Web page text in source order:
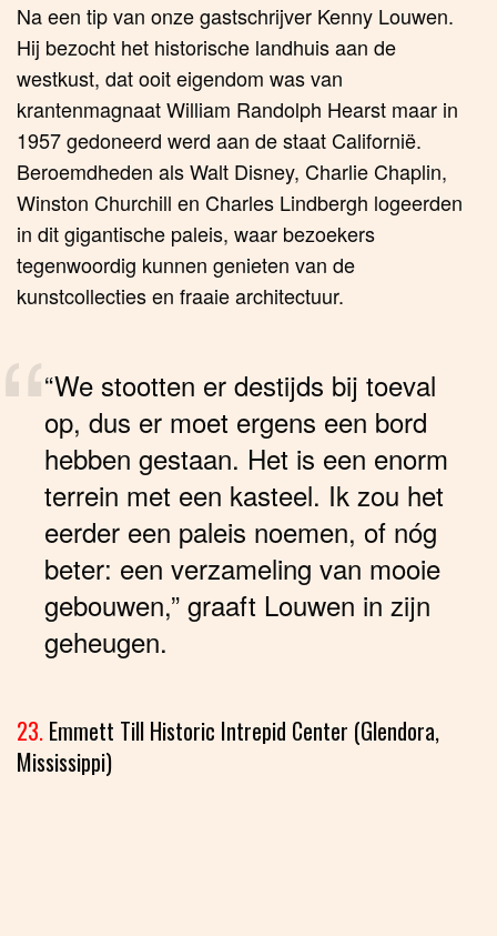
Na een tip van onze gastschrijver Kenny Louwen.
Hij bezocht het historische landhuis aan de
westkust, dat ooit eigendom was van
krantenmagnaat William Randolph Hearst maar in
1957 gedoneerd werd aan de staat Californië.
Beroemdheden als Walt Disney, Charlie Chaplin,
Winston Churchill en Charles Lindbergh logeerden
in dit gigantische paleis, waar bezoekers
tegenwoordig kunnen genieten van de
kunstcollecties en fraaie architectuur.
“We stootten er destijds bij toeval
op, dus er moet ergens een bord
hebben gestaan. Het is een enorm
terrein met een kasteel. Ik zou het
eerder een paleis noemen, of nóg
beter: een verzameling van mooie
gebouwen,” graaft Louwen in zijn
geheugen.
23. Emmett Till Historic Intrepid Center (Glendora,
Mississippi)